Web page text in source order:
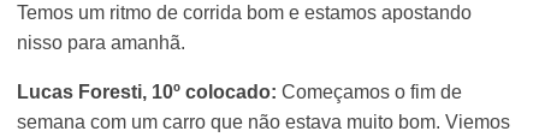
Temos um ritmo de corrida bom e estamos apostando
nisso para amanhã.
Lucas Foresti, 10º colocado: Começamos o fim de
semana com um carro que não estava muito bom. Viemos